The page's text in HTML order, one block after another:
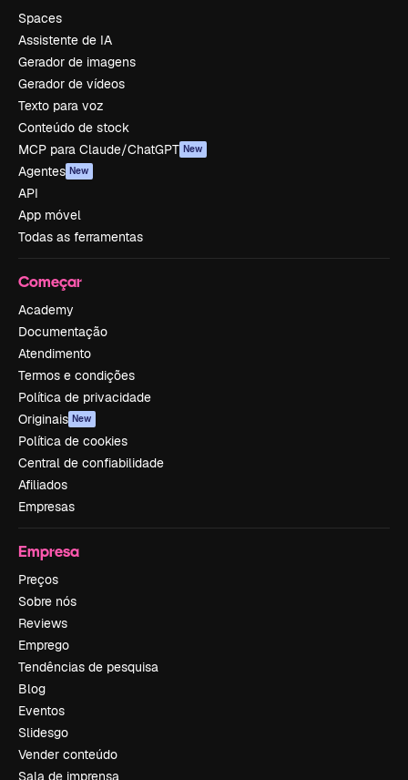
Spaces
Assistente de IA
Gerador de imagens
Gerador de vídeos
Texto para voz
Conteúdo de stock
MCP para Claude/ChatGPT New
Agentes New
API
App móvel
Todas as ferramentas
Começar
Academy
Documentação
Atendimento
Termos e condições
Política de privacidade
Originais New
Política de cookies
Central de confiabilidade
Afiliados
Empresas
Empresa
Preços
Sobre nós
Reviews
Emprego
Tendências de pesquisa
Blog
Eventos
Slidesgo
Vender conteúdo
Sala de imprensa